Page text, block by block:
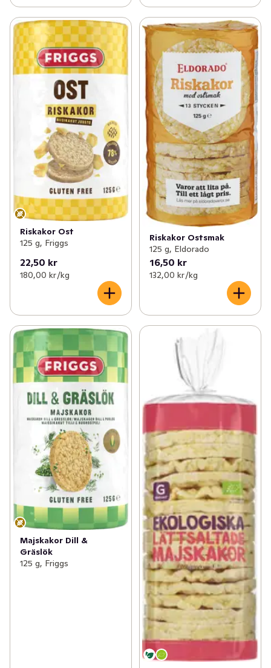
Riskakor Ost
125 g, Friggs
22,50 kr
180,00 kr /kg
Riskakor Ostsmak
125 g, Eldorado
16,50 kr
132,00 kr /kg
Majskakor Dill &
Gräslök
125 g, Friggs